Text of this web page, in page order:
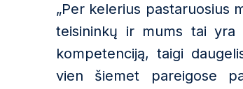
„Per kelerius pastaruosius
teisininkų ir mums tai yra
kompetenciją, taigi
vien šiemet pareigose